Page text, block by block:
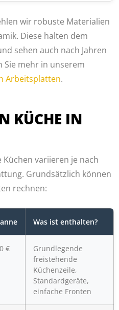
wir robuste Materialien
Diese halten dem
sehen auch nach Jahren
Sie mehr in unserem
Arbeitsplatten.
KÜCHE IN
variieren je nach
Grundsätzlich können
rechnen:
Was ist enthalten?
€
Grundlegende
freistehende
Küchenzeile,
Standardgeräte,
einfache Fronten